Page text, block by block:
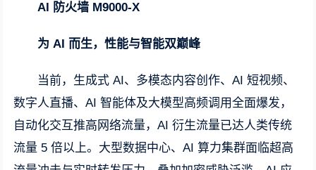
AI 防火墙 M9000-X
为 AI 而生，性能与智能双巅峰
当前，生成式 AI、多模态内容创作、AI 短视频、
数字人直播、AI 智能体及大模型高频调用全面爆发，
自动化交互推高网络流量，AI 衍生流量已达人类传统
流量 5 倍以上。大型数据中心、AI 算力集群面临超高